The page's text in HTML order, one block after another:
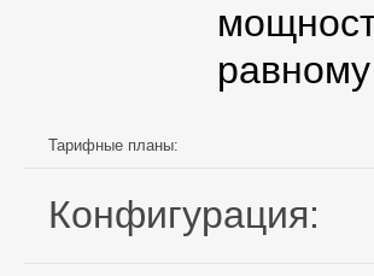
Тарифные планы:
Конфигурация: